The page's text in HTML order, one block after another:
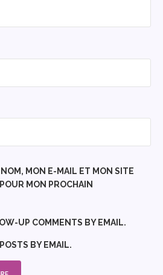
MON E-MAIL ET MON SITE
MON PROCHAIN
UP COMMENTS BY EMAIL.
BY EMAIL.